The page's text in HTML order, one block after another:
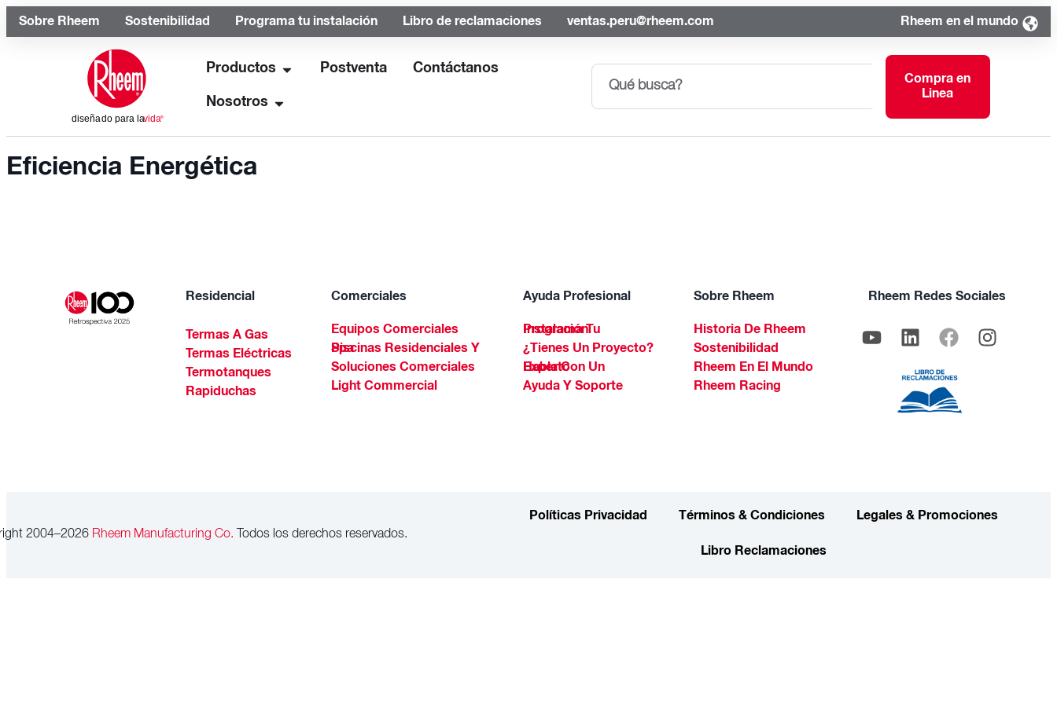
Sobre Rheem Sostenibilidad Programa tu instalación Libro de reclamaciones ventas.peru@rheem.com Rheem en el mundo
Productos Postventa Contáctanos
Nosotros
Compra en
Linea
Eficiencia Energética
Residencial
Termas A Gas
Termas Eléctricas
Termotanques
Rapiduchas
Comerciales
Equipos Comerciales
Piscinas Residenciales Y Spa
Soluciones Comerciales
Light Commercial
Ayuda Profesional
Programa Tu Instalación
¿Tienes Un Proyecto?
Habla Con Un Experto
Ayuda Y Soporte
Sobre Rheem
Historia De Rheem
Sostenibilidad
Rheem En El Mundo
Rheem Racing
Rheem Redes Sociales
2004–2026Rheem Manufacturing Co. Todos los derechos reservados.
Políticas Privacidad Términos & Condiciones Legales & Promociones
Libro Reclamaciones